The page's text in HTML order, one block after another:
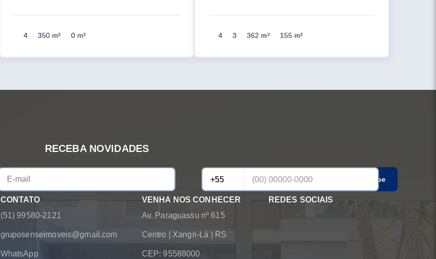
4 350 m² 0 m² 4 3 362 m² 155 m²
RECEBA NOVIDADES
Cadastrar-se
CONTATO
(51) 99580-2121
gruposenseimoveis@gmail.com
WhatsApp
VENHA NOS CONHECER
Av. Paraguassu nº 615
Centro Xangri-Lá RS
CEP: 95588000
REDES SOCIAIS